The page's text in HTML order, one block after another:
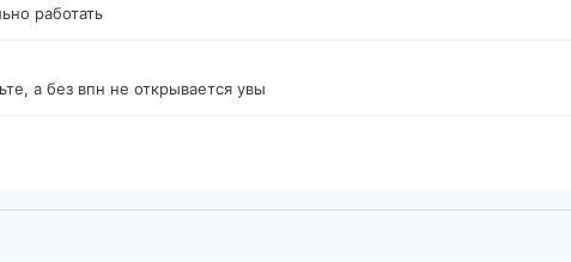
работать
а без впн не открывается увы